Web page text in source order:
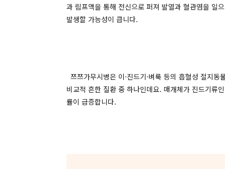
과 림프액을 통해 전신으로 퍼져 발열과 혈관염을 일
발생할 가능성이 큽니다.
쯔쯔가무시병은 이·진드기·벼룩 등의 흡혈성 절지동
비교적 흔한 질환 중 하나인데요. 매개체가 진드기류인
률이 급증합니다.